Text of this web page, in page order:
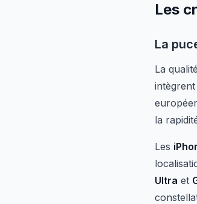
Les
La
La
la
Les
Ultra et